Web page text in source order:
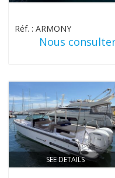
Réf. : ARMONY
Nous
SEE DETAILS